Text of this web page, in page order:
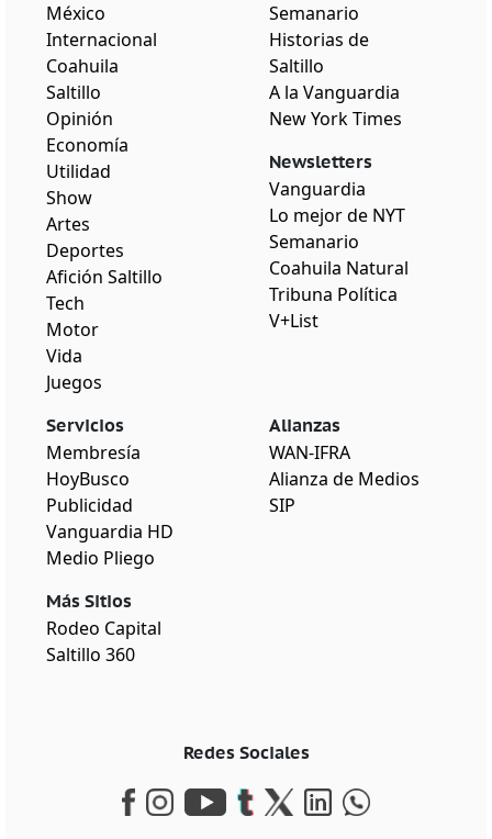
México
Internacional
Coahuila
Saltillo
Opinión
Economía
Utilidad
Show
Artes
Deportes
Afición Saltillo
Tech
Motor
Vida
Juegos
Semanario
Historias de
Saltillo
A la Vanguardia
New York Times
Newsletters
Vanguardia
Lo mejor de NYT
Semanario
Coahuila Natural
Tribuna Política
V+List
Servicios
Membresía
HoyBusco
Publicidad
Vanguardia HD
Medio Pliego
Más Sitios
Rodeo Capital
Saltillo 360
Alianzas
WAN-IFRA
Alianza de Medios
SIP
Redes Sociales